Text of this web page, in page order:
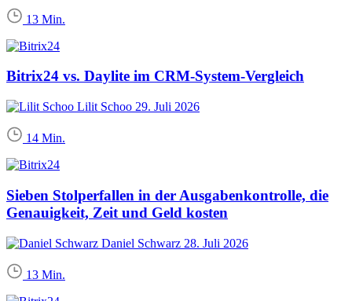
13 Min.
Bitrix24 vs. Daylite im CRM-System-Vergleich
Lilit Schoo 29. Juli 2026
14 Min.
Sieben Stolperfallen in der Ausgabenkontrolle, die
Genauigkeit, Zeit und Geld kosten
Daniel Schwarz 28. Juli 2026
13 Min.